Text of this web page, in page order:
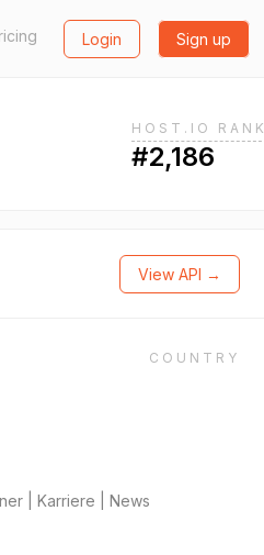
Login Sign up
HOST.IO RANK
#2,186
View API →
COUNTRY
| Karriere | News